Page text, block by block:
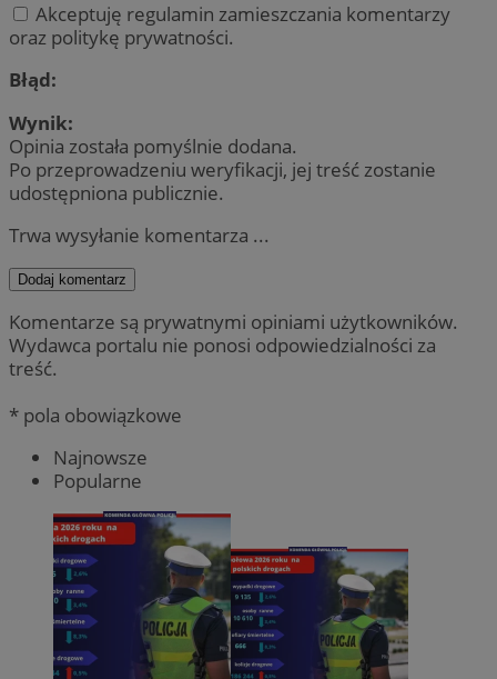
Akceptuję regulamin zamieszczania komentarzy
oraz politykę prywatności.
Błąd:
Wynik:
Opinia została pomyślnie dodana.
Po przeprowadzeniu weryfikacji, jej treść zostanie
udostępniona publicznie.
Trwa wysyłanie komentarza ...
Dodaj komentarz
Komentarze są prywatnymi opiniami użytkowników.
Wydawca portalu nie ponosi odpowiedzialności za
treść.
* pola obowiązkowe
Najnowsze
Popularne